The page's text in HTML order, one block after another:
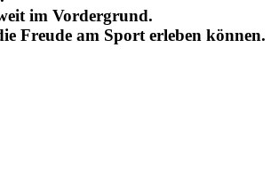
im Vordergrund.
Freude am Sport erleben können.